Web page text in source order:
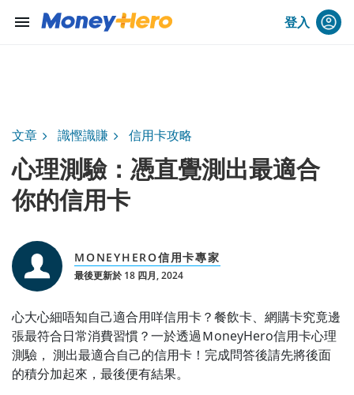
menu 登入
文章 識慳識賺 信用卡攻略
心理測驗：憑直覺測出最適合
你的信用卡
MONEYHERO信用卡專家
最後更新於 18 四月, 2024
心大心細唔知自己適合用咩信用卡？餐飲卡、網購卡究竟邊
張最符合日常消費習慣？一於透過ＭoneyHero信用卡心理
測驗， 測出最適合自己的信用卡！完成問答後請先將後面
的積分加起來，最後便有結果。